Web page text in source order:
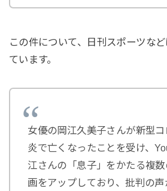
この件について、日刊スポーツな
ています。
女優の岡江久美子さんが新型
炎で亡くなったことを受け、
江さんの「息子」をかたる複
画をアップしており、批判の